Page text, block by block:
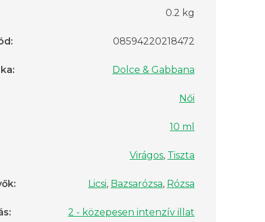
0.2 kg
: 08594220218472
: Dolce & Gabbana
Női
10 ml
Virágos, Tiszta
: Licsi, Bazsarózsa, Rózsa
: 2 - közepesen intenzív illat